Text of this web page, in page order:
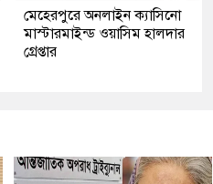
মেহেরপুরে অনলাইন ক্যাসিনো
মাস্টারমাইন্ড ওয়াসিম হালদার
গ্রেপ্তার